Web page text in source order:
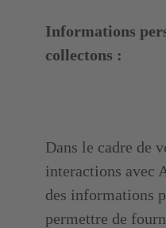
Informations
collectons :
Dans le cadre de
interactions avec
des informations
permettre de